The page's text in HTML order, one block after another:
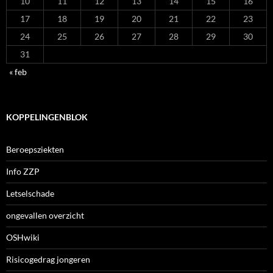
17
18 19 20 21 22
23
24
25 26 27 28 29
30
31
« feb
KOPPELINGENBLOK
Beroepsziekten
Info ZZP
Letselschade
ongevallen overzicht
OSHwiki
Risicogedrag jongeren